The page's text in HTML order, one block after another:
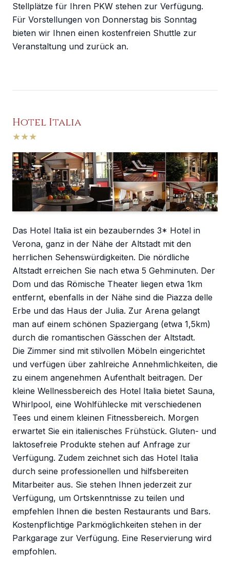
Stellplätze für Ihren PKW stehen zur Verfügung.
Für Vorstellungen von Donnerstag bis Sonntag
bieten wir Ihnen einen kostenfreien Shuttle zur
Veranstaltung und zurück an.
Hotel Italia
★★★
Das Hotel Italia ist ein bezauberndes 3* Hotel in
Verona, ganz in der Nähe der Altstadt mit den
herrlichen Sehenswürdigkeiten. Die nördliche
Altstadt erreichen Sie nach etwa 5 Gehminuten. Der
Dom und das Römische Theater liegen etwa 1km
entfernt, ebenfalls in der Nähe sind die Piazza delle
Erbe und das Haus der Julia. Zur Arena gelangt
man auf einem schönen Spaziergang (etwa 1,5km)
durch die romantischen Gässchen der Altstadt.
Die Zimmer sind mit stilvollen Möbeln eingerichtet
und verfügen über zahlreiche Annehmlichkeiten, die
zu einem angenehmen Aufenthalt beitragen. Der
kleine Wellnessbereich des Hotel Italia bietet Sauna,
Whirlpool, eine Wohlfühlecke mit verschiedenen
Tees und einem kleinen Fitnessbereich. Morgen
erwartet Sie ein italienisches Frühstück. Gluten- und
laktosefreie Produkte stehen auf Anfrage zur
Verfügung. Zudem zeichnet sich das Hotel Italia
durch seine professionellen und hilfsbereiten
Mitarbeiter aus. Sie stehen Ihnen jederzeit zur
Verfügung, um Ortskenntnisse zu teilen und
empfehlen Ihnen die besten Restaurants und Bars.
Kostenpflichtige Parkmöglichkeiten stehen in der
Parkgarage zur Verfügung. Eine Reservierung wird
empfohlen.